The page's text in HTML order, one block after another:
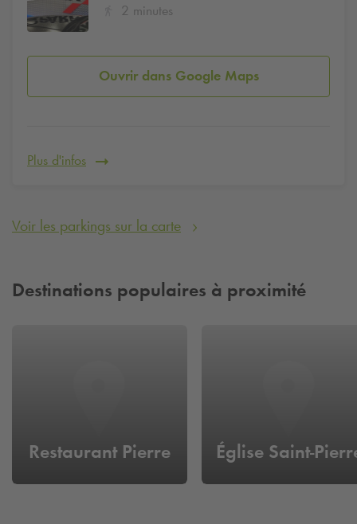
2 minutes
Ouvrir dans Google Maps
Plus d'infos
Voir les parkings sur la carte
Destinations populaires à proximité
Restaurant Pierre Église Saint-